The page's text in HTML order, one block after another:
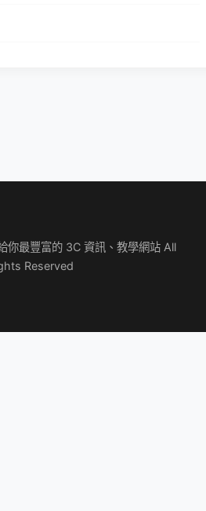
最豐富的 3C 資訊、教學網站 All
Reserved